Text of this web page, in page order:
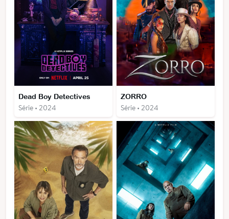
Dead Boy Detectives
Série • 2024
ZORRO
Série • 2024